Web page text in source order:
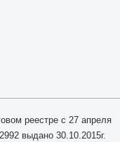
реестре с 27 апреля
выдано 30.10.2015г.